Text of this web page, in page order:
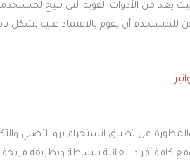
يعد من الأدوات القوية التي تتيح
أن يقوم بالاعتماد عليه بشكل
عن تطبيق انستجرام برو الأصلي
أفراد العائلة ببساطة وبطريقة